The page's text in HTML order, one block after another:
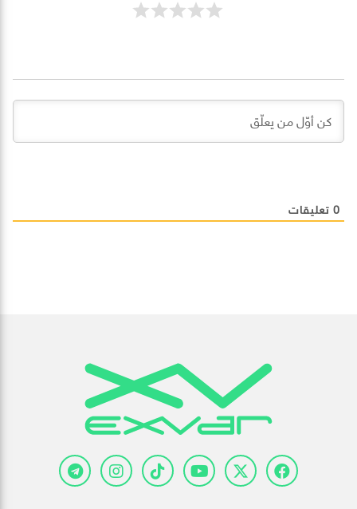
0 تعليقات